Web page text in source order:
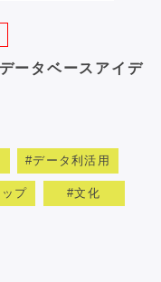
ータベースアイデ
データ利活用
プ 文化